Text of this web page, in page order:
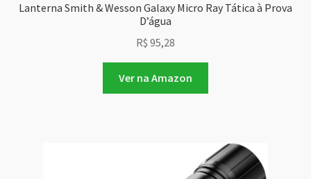
Lanterna Smith & Wesson Galaxy Micro Ray Tática à Prova
D’água
R$ 95,28
Ver na Amazon